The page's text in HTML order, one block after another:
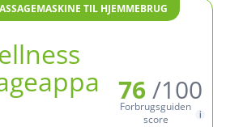
TIL HJEMMEBRUG
76/100
Forbrugsguiden
score